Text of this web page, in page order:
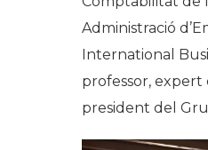
Administració
International
professor, expert
president del